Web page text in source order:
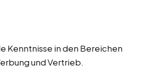
Kenntnisse in den Bereichen
und Vertrieb.